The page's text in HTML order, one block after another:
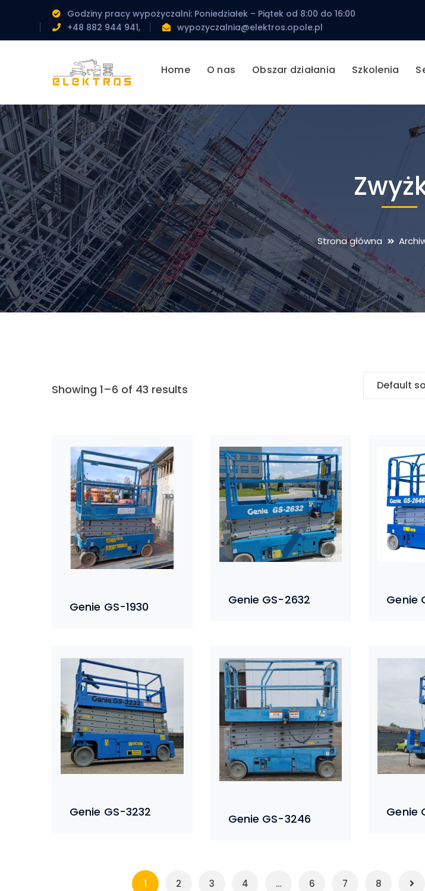
Godziny pracy wypożyczalni: Poniedziałek – Piątek od 8:00 do 16:00
+48 882 944 941,
wypozyczalnia@elektros.opole.pl
Home O nas Obszar działania Szkolenia
Strona główna
Showing 1–6 of 43 results
Genie GS-1930 Genie GS-2632 Genie
Genie GS-3232 Genie GS-3246 Genie
1 2 3 4 … 6 7 8